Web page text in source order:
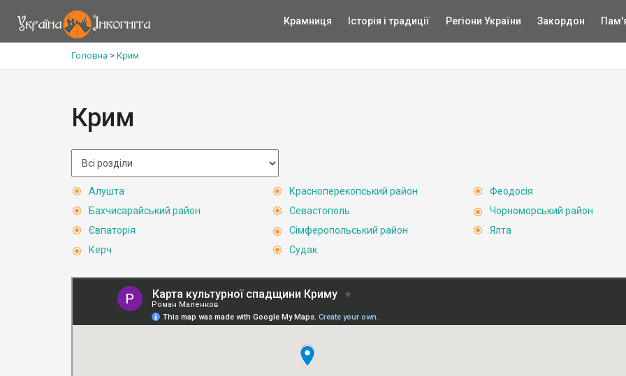
Крамниця Історія і традиції Регіони України Закордон
Головна > Крим
Крим
Алушта
Бахчисарайський район
Євпаторія
Керч
Красноперекопський район
Севастополь
Сімферопольський район
Судак
Феодосія
Чорноморський район
Ялта